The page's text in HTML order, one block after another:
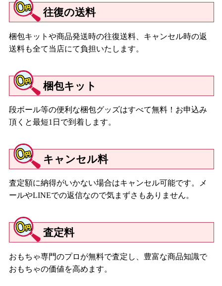
往復の送料
梱包キットや商品発送時の往復送料、キャンセル時の返
送料も全て当店にて負担いたします。
梱包キット
段ボール等の便利な梱包グッズはすべて無料！お申込み
頂くと最短1日で到着します。
キャンセル料
査定額に納得がいかない場合はキャンセル可能です。メ
ールやLINEでの返信なので気まずさもありません。
査定料
おもちゃ専門のプロが無料で査定し、豊富な商品知識で
おもちゃの価値を高めます。